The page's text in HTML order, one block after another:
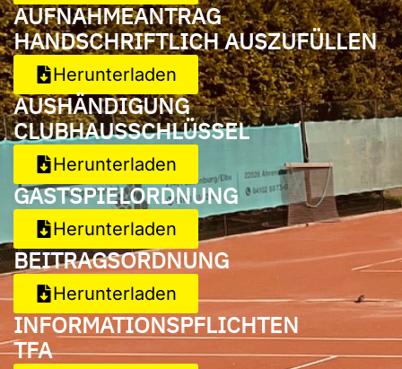
AUFNAHMEANTRAG
HANDSCHRIFTLICH AUSZUFÜLLEN
Herunterladen
AUSHÄNDIGUNG
CLUBHAUSSCHLÜSSEL
Herunterladen
GASTSPIELORDNUNG
Herunterladen
BEITRAGSORDNUNG
Herunterladen
INFORMATIONSPFLICHTEN
TFA